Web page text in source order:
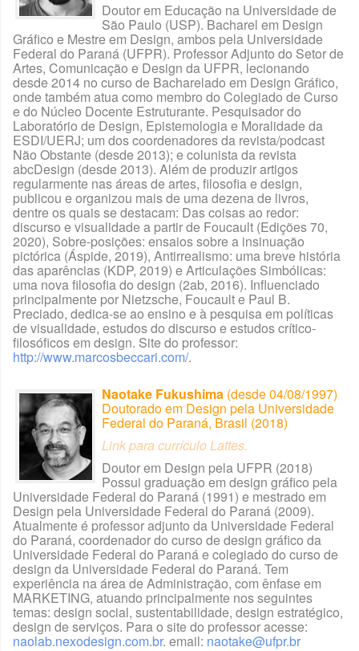
Doutor em Educação na Universidade de
São Paulo (USP). Bacharel em Design
Gráfico e Mestre em Design, ambos pela Universidade
Federal do Paraná (UFPR). Professor Adjunto do Setor de
Artes, Comunicação e Design da UFPR, lecionando
desde 2014 no curso de Bacharelado em Design Gráfico,
onde também atua como membro do Colegiado de Curso
e do Núcleo Docente Estruturante. Pesquisador do
Laboratório de Design, Epistemologia e Moralidade da
ESDI/UERJ; um dos coordenadores da revista/podcast
Não Obstante (desde 2013); e colunista da revista
abcDesign (desde 2013). Além de produzir artigos
regularmente nas áreas de artes, filosofia e design,
publicou e organizou mais de uma dezena de livros,
dentre os quais se destacam: Das coisas ao redor:
discurso e visualidade a partir de Foucault (Edições 70,
2020), Sobre-posições: ensaios sobre a insinuação
pictórica (Áspide, 2019), Antirrealismo: uma breve história
das aparências (KDP, 2019) e Articulações Simbólicas:
uma nova filosofia do design (2ab, 2016). Influenciado
principalmente por Nietzsche, Foucault e Paul B.
Preciado, dedica-se ao ensino e à pesquisa em políticas
de visualidade, estudos do discurso e estudos crítico-
filosóficos em design. Site do professor:
http://www.marcosbeccari.com/.
Naotake Fukushima (desde 04/08/1997)
Doutorado em Design pela Universidade
Federal do Paraná, Brasil (2018)
Link para currículo Lattes.
Doutor em Design pela UFPR (2018)
Possui graduação em design gráfico pela
Universidade Federal do Paraná (1991) e mestrado em
Design pela Universidade Federal do Paraná (2009).
Atualmente é professor adjunto da Universidade Federal
do Paraná, coordenador do curso de design gráfico da
Universidade Federal do Paraná e colegiado do curso de
design da Universidade Federal do Paraná. Tem
experiência na área de Administração, com ênfase em
MARKETING, atuando principalmente nos seguintes
temas: design social, sustentabilidade, design estratégico,
design de serviços. Para o site do professor acesse:
naolab.nexodesign.com.br. email: naotake@ufpr.br